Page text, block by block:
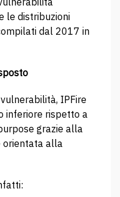
le distribuzioni
dal 2017 in
IPFire
inferiore rispetto a
grazie alla
orientata alla